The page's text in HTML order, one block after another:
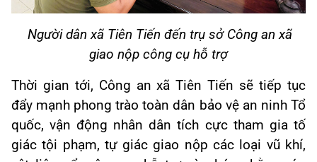
Người dân xã Tiên Tiến đến trụ sở Công an xã
giao nộp công cụ hỗ trợ
Thời gian tới, Công an xã Tiên Tiến sẽ tiếp tục
đẩy mạnh phong trào toàn dân bảo vệ an ninh Tổ
quốc, vận động nhân dân tích cực tham gia tố
giác tội phạm, tự giác giao nộp các loại vũ khí,